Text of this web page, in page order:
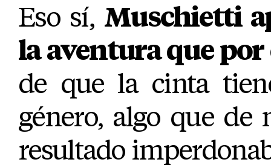
Eso sí, Muschietti
la aventura que
de que la cinta
género, algo que de
resultado